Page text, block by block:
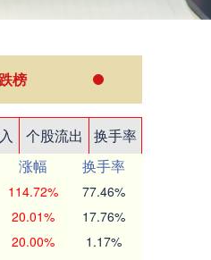
榜
个股流出
换手率
涨幅
换手率
114.72% 77.46%
20.01% 17.76%
20.00% 1.17%